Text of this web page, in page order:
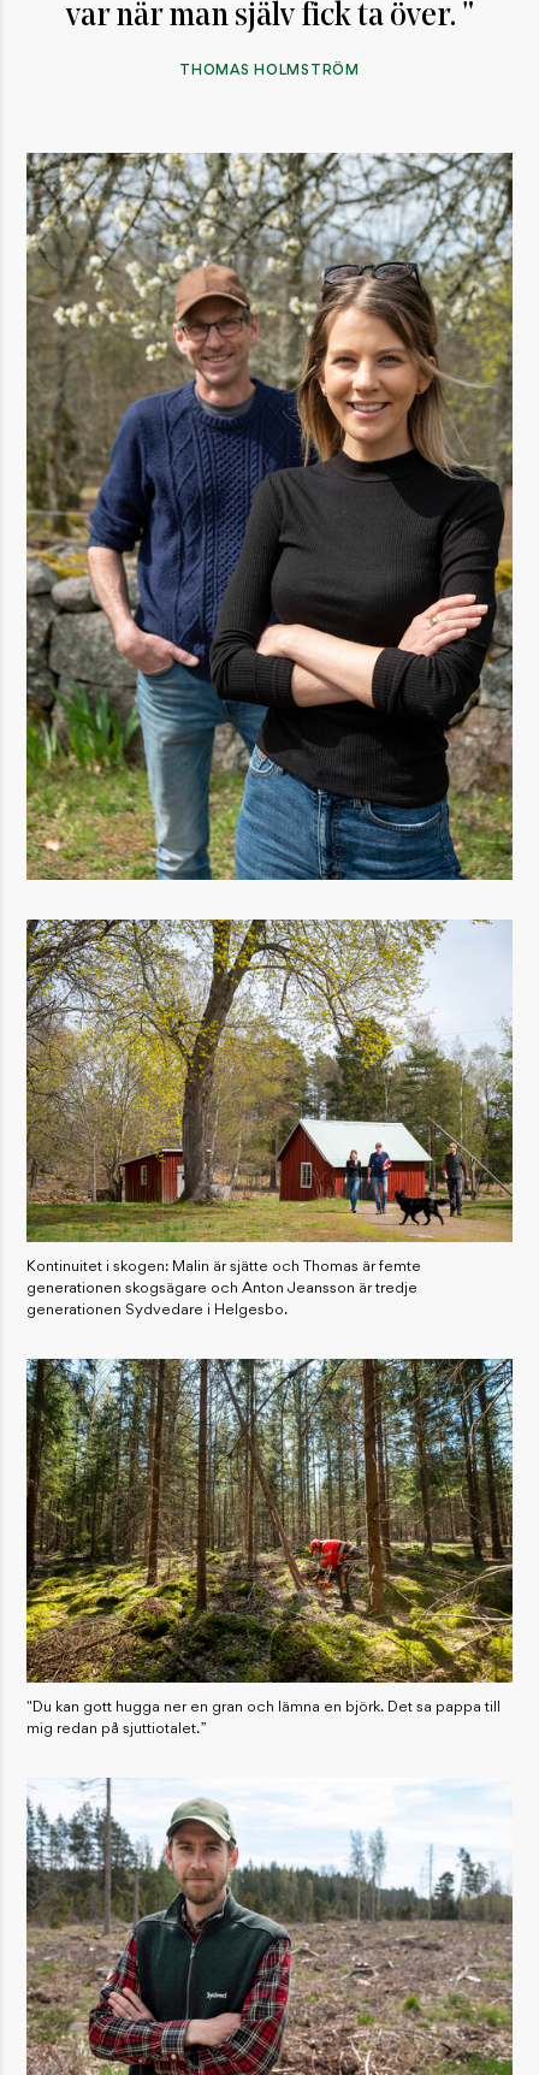
var när man själv fick ta över.
THOMAS HOLMSTRÖM
Kontinuitet i skogen: Malin är sjätte och Thomas är femte
generationen skogsägare och Anton Jeansson är tredje
generationen Sydvedare i Helgesbo.
"Du kan gott hugga ner en gran och lämna en björk. Det sa pappa till
mig redan på sjuttiotalet.”